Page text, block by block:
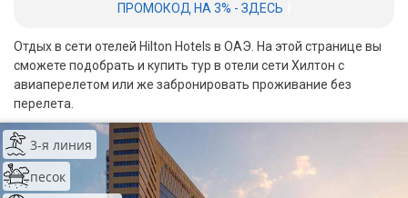
ПРОМОКОД НА 3% - ЗДЕСЬ
Отдых в сети отелей Hilton Hotels в ОАЭ. На этой странице вы
сможете подобрать и купить тур в отели сети Хилтон с
авиаперелетом или же забронировать проживание без
перелета.
3-я линия
песок
Вьетнам
Хайнань
Северный Гоа
Южный Гоа